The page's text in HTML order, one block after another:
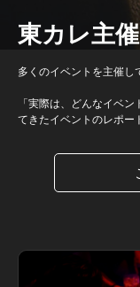
東カレ主
多くのイベントを主催し
「実際は、どんなイベ
てきたイベントのレポー